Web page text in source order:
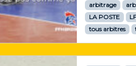
arbitrage
LA POSTE
tous arbitres